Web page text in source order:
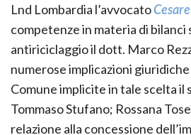
Lnd Lombardia l’avvocato
competenze in materia di
antiriciclaggio il dott. Marco
numerose implicazioni
Comune implicite in tale scelta
Tommaso Stufano; Rossana
relazione alla concessione